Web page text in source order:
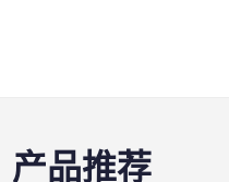
产品推荐